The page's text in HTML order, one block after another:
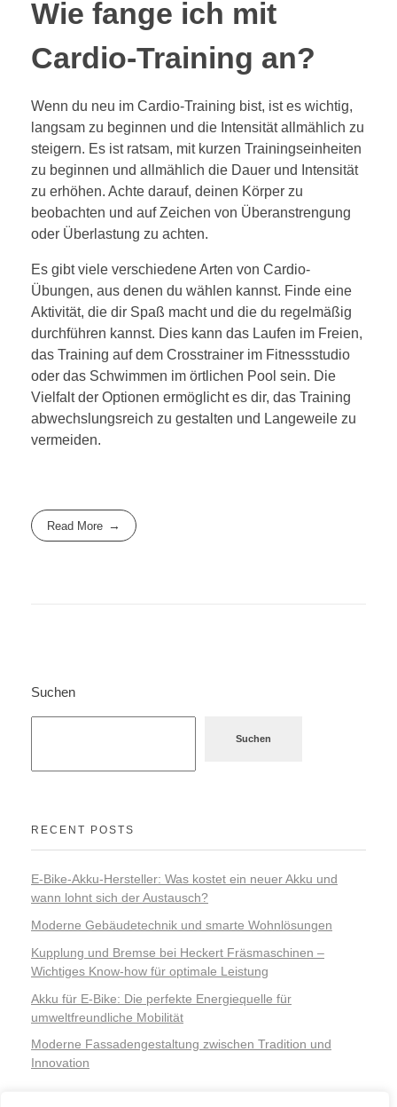
Wie fange ich mit
Cardio-Training an?
Wenn du neu im Cardio-Training bist, ist es wichtig,
langsam zu beginnen und die Intensität allmählich zu
steigern. Es ist ratsam, mit kurzen Trainingseinheiten
zu beginnen und allmählich die Dauer und Intensität
zu erhöhen. Achte darauf, deinen Körper zu
beobachten und auf Zeichen von Überanstrengung
oder Überlastung zu achten.
Es gibt viele verschiedene Arten von Cardio-
Übungen, aus denen du wählen kannst. Finde eine
Aktivität, die dir Spaß macht und die du regelmäßig
durchführen kannst. Dies kann das Laufen im Freien,
das Training auf dem Crosstrainer im Fitnessstudio
oder das Schwimmen im örtlichen Pool sein. Die
Vielfalt der Optionen ermöglicht es dir, das Training
abwechslungsreich zu gestalten und Langeweile zu
vermeiden.
Read More
Suchen
Suchen
RECENT POSTS
E-Bike-Akku-Hersteller: Was kostet ein neuer Akku und
wann lohnt sich der Austausch?
Moderne Gebäudetechnik und smarte Wohnlösungen
Kupplung und Bremse bei Heckert Fräsmaschinen –
Wichtiges Know-how für optimale Leistung
Akku für E-Bike: Die perfekte Energiequelle für
umweltfreundliche Mobilität
Moderne Fassadengestaltung zwischen Tradition und
Innovation